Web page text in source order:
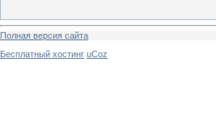
Полная версия сайта
Бесплатный хостинг uCoz